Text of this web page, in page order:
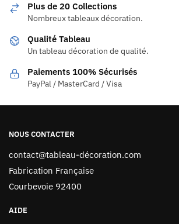
Plus de 20 Collections
Nombreux tableaux décoration.
Qualité Tableau
Un tableau décoration de qualité.
Paiements 100% Sécurisés
PayPal / MasterCard / Visa
NOUS CONTACTER
contact@tableau-décoration.com
Fabrication Française
Courbevoie 92400
AIDE